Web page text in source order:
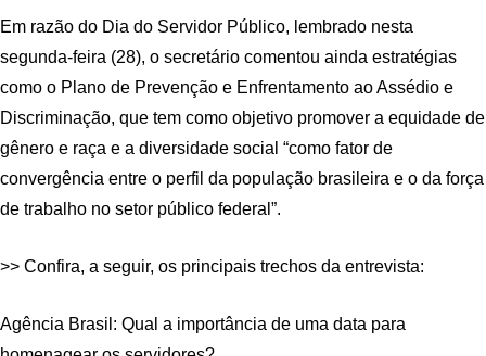
Em razão do Dia do Servidor Público, lembrado nesta
segunda-feira (28), o secretário comentou ainda estratégias
como o Plano de Prevenção e Enfrentamento ao Assédio e
Discriminação, que tem como objetivo promover a equidade de
gênero e raça e a diversidade social “como fator de
convergência entre o perfil da população brasileira e o da força
de trabalho no setor público federal”.
>> Confira, a seguir, os principais trechos da entrevista:
Agência Brasil: Qual a importância de uma data para